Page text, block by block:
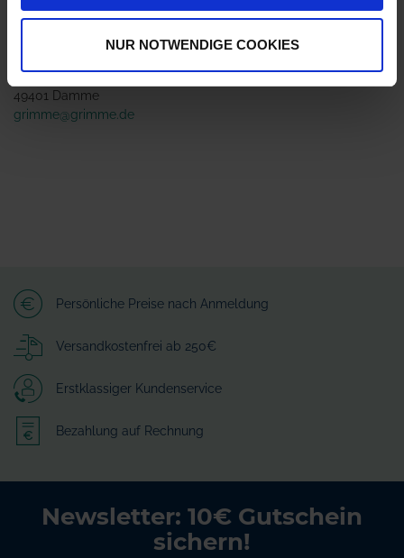
NUR NOTWENDIGE COOKIES
Herstellerinformationen (GPSR)
Hunteburger Straße 32
49401 Damme
grimme@grimme.de
Persönliche Preise nach Anmeldung
Versandkostenfrei ab 250€
Erstklassiger Kundenservice
Bezahlung auf Rechnung
Newsletter: 10€ Gutschein
sichern!